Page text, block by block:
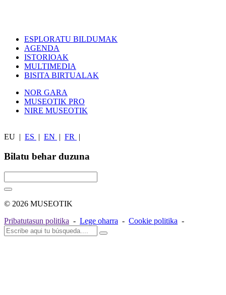
ESPLORATU BILDUMAK
AGENDA
ISTORIOAK
MULTIMEDIA
BISITA BIRTUALAK
NOR GARA
MUSEOTIK PRO
NIRE MUSEOTIK
EU | ES | EN | FR |
Bilatu behar duzuna
© 2026 MUSEOTIK
Pribatutasun politika - Lege oharra - Cookie politika -